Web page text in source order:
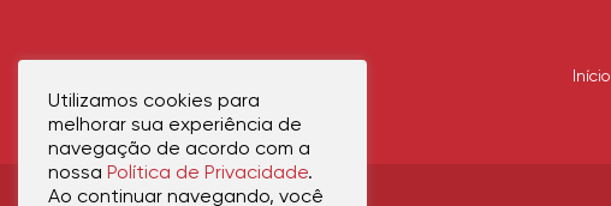
Início
Utilizamos cookies para
melhorar sua experiência de
navegação de acordo com a
nossa Política de Privacidade.
Ao continuar navegando, você